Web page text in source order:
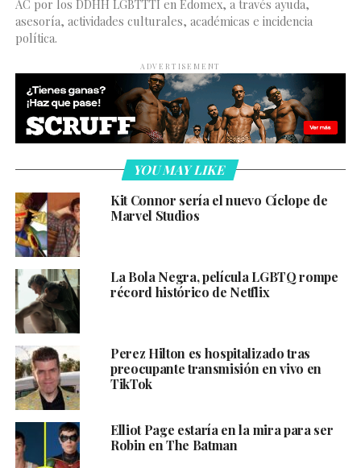
AC por los DDHH LGBTTTI en Edomex, a través ayuda,
asesoría, actividades culturales, académicas e incidencia
política.
ADVERTISEMENT
YOU MAY LIKE
Kit Connor sería el nuevo Cíclope de
Marvel Studios
La Bola Negra, película LGBTQ rompe
récord histórico de Netflix
Perez Hilton es hospitalizado tras
preocupante transmisión en vivo en
TikTok
Elliot Page estaría en la mira para ser
Robin en The Batman